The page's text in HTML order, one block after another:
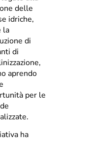
delle
idriche,
la
di
di
aprendo
per le
ha